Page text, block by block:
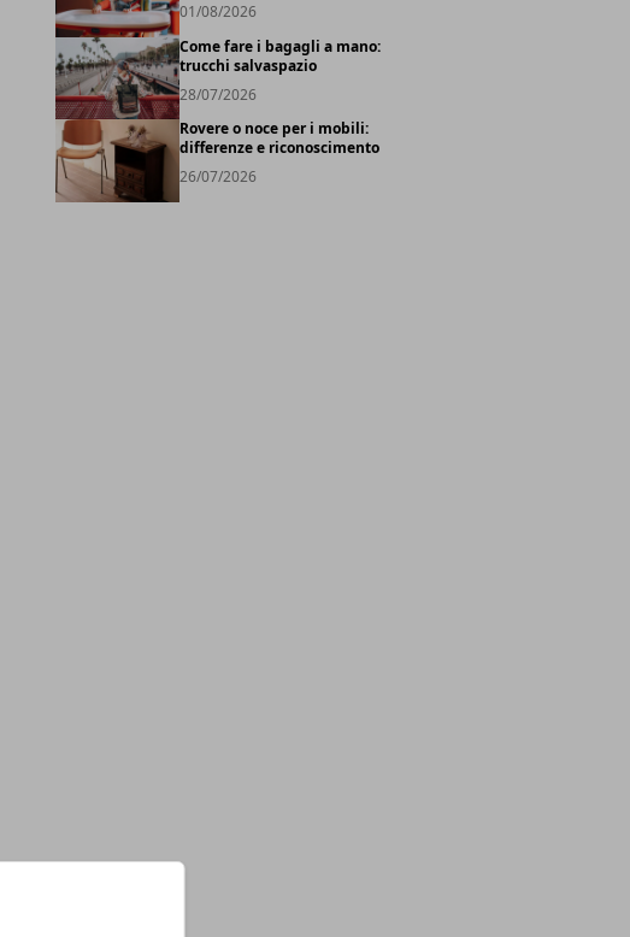
01/08/2026
Come fare i bagagli a mano:
trucchi salvaspazio
28/07/2026
Rovere o noce per i mobili:
differenze e riconoscimento
26/07/2026